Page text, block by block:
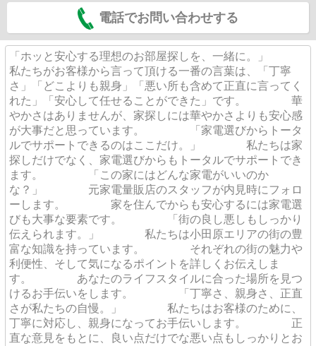
電話でお問い合わせする
「ホッと安心する理想のお部屋探しを、一緒に。」
私たちがお客様から言って頂ける一番の言葉は、「丁寧
さ」「どこよりも親身」「悪い所も含めて正直に言ってく
れた」「安心して任せることができた」です。 華
やかさはありませんが、家探しには華やかさよりも安心感
が大事だと思っています。 「家電選びからトータ
ルでサポートできるのはここだけ。」 私たちは家
探しだけでなく、家電選びからもトータルでサポートでき
ます。 「この家にはどんな家電がいいのか
な？」 元家電量販店のスタッフが内見時にフォロ
ーします。 家を住んでからも安心するには家電選
びも大事な要素です。 「街の良し悪しもしっかり
伝えられます。」 私たちは小田原エリアの街の豊
富な知識を持っています。 それぞれの街の魅力や
利便性、そして気になるポイントを詳しくお伝えしま
す。 あなたのライフスタイルに合った場所を見つ
けるお手伝いをします。 「丁寧さ、親身さ、正直
さが私たちの自慢。」 私たちはお客様のために、
丁寧に対応し、親身になってお手伝いします。 正
直な意見をもとに、良い点だけでな悪い点もしっかりとお